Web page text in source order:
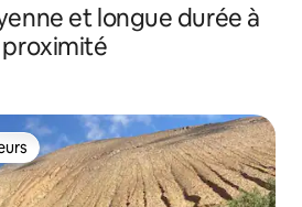
et longue durée à
proximité